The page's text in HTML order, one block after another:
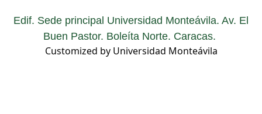
Edif. Sede principal Universidad Monteávila. Av. El
Buen Pastor. Boleíta Norte. Caracas.
Customized by Universidad Monteávila